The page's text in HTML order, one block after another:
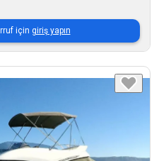
için giriş yapın